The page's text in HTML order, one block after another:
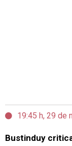
19:45 h, 29 de
Bustinduy